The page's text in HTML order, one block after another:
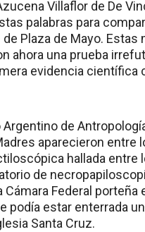
Villaflor de De
palabras para
Plaza de Mayo. Estas
ahora una prueba
evidencia científica
de
aparecieron entre
hallada entre
de
Federal porteña
podía estar enterrada
Santa Cruz.